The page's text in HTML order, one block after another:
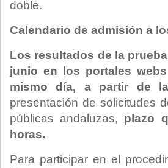
doble.
Calendario de admisión a
Los resultados de la
junio en los portales
mismo día, a partir de
presentación de solicitudes
públicas andaluzas, plazo
horas.
Para participar en el